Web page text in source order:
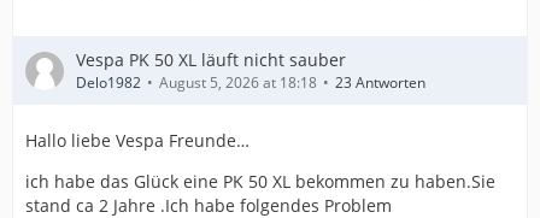
Vespa PK 50 XL läuft nicht sauber
Delo1982 August 5, 2026 at 18:18 23 Antworten
Hallo liebe Vespa Freunde…
ich habe das Glück eine PK 50 XL bekommen zu haben.Sie
stand ca 2 Jahre .Ich habe folgendes Problem